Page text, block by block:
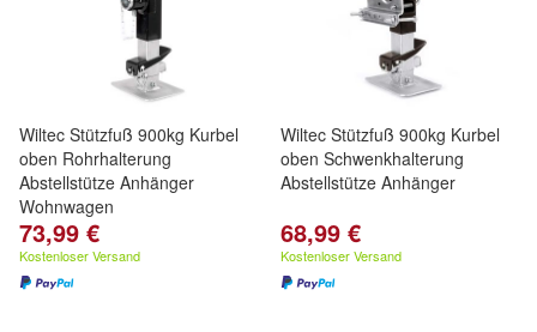
Wiltec Stützfuß 900kg Kurbel
oben Rohrhalterung
Abstellstütze Anhänger
Wohnwagen
73,99 €
Kostenloser Versand
Wiltec Stützfuß 900kg Kurbel
oben Schwenkhalterung
Abstellstütze Anhänger
68,99 €
Kostenloser Versand